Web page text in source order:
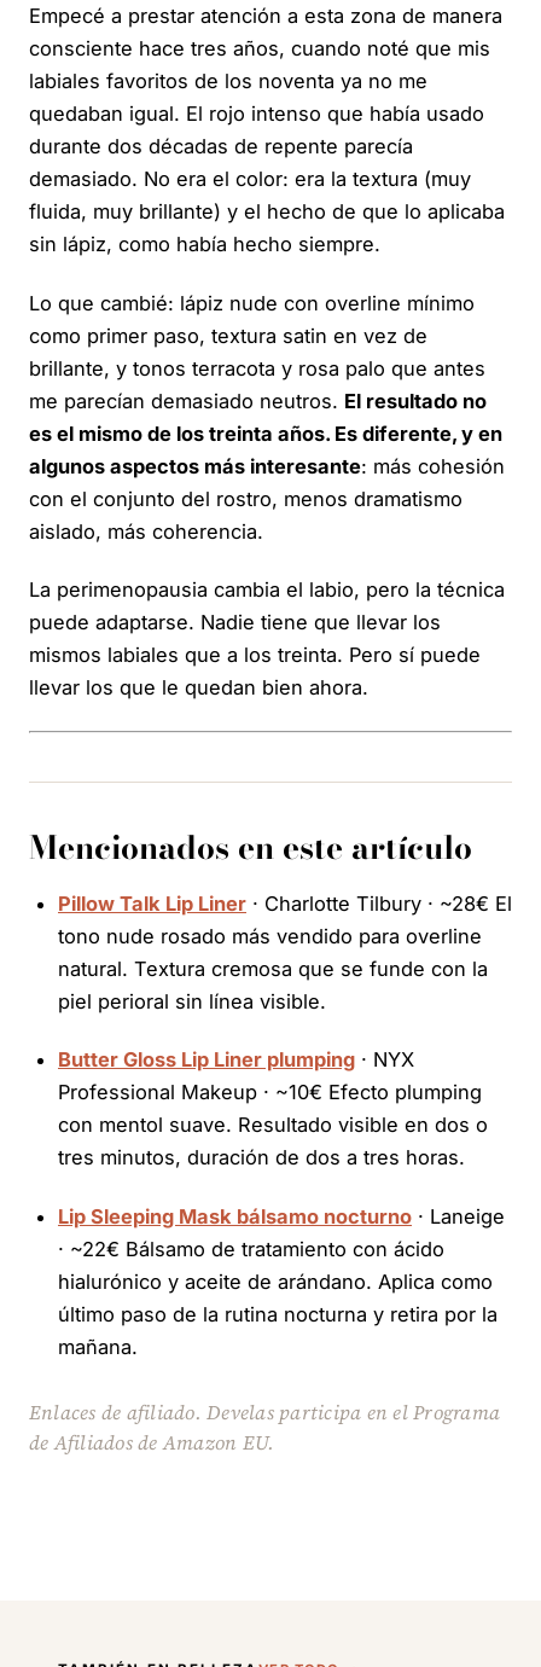
Empecé a prestar atención a esta zona de manera
consciente hace tres años, cuando noté que mis
labiales favoritos de los noventa ya no me
quedaban igual. El rojo intenso que había usado
durante dos décadas de repente parecía
demasiado. No era el color: era la textura (muy
fluida, muy brillante) y el hecho de que lo aplicaba
sin lápiz, como había hecho siempre.
Lo que cambié: lápiz nude con overline mínimo
como primer paso, textura satin en vez de
brillante, y tonos terracota y rosa palo que antes
me parecían demasiado neutros. El resultado no
es el mismo de los treinta años. Es diferente, y en
algunos aspectos más interesante: más cohesión
con el conjunto del rostro, menos dramatismo
aislado, más coherencia.
La perimenopausia cambia el labio, pero la técnica
puede adaptarse. Nadie tiene que llevar los
mismos labiales que a los treinta. Pero sí puede
llevar los que le quedan bien ahora.
Mencionados en este artículo
Pillow Talk Lip Liner · Charlotte Tilbury · ~28€ El
tono nude rosado más vendido para overline
natural. Textura cremosa que se funde con la
piel perioral sin línea visible.
Butter Gloss Lip Liner plumping · NYX
Professional Makeup · ~10€ Efecto plumping
con mentol suave. Resultado visible en dos o
tres minutos, duración de dos a tres horas.
Lip Sleeping Mask bálsamo nocturno · Laneige
· ~22€ Bálsamo de tratamiento con ácido
hialurónico y aceite de arándano. Aplica como
último paso de la rutina nocturna y retira por la
mañana.
Enlaces de afiliado. Develas participa en el Programa
de Afiliados de Amazon EU.